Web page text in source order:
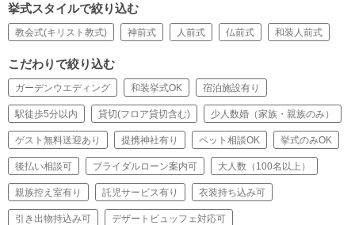
挙式スタイルで絞り込む
教会式(キリスト教式) 神前式 人前式 仏前式 和装人前式
こだわりで絞り込む
ガーデンウエディング 和装挙式OK 宿泊施設有り
駅徒歩5分以内 貸切(フロア貸切含む) 少人数婚（家族・親族のみ）
ゲスト無料送迎あり 提携神社有り ペット相談OK 挙式のみOK
後払い相談可 ブライダルローン案内可 大人数（100名以上）
親族控え室有り 託児サービス有り 衣装持ち込み可
引き出物持込み可 デザートビュッフェ対応可